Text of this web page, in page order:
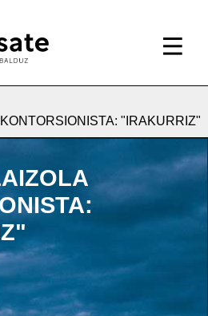
"IRAKURRIZ"